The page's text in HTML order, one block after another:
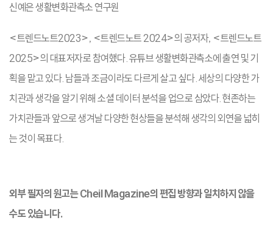
신예은 생활변화관측소 연구원
<트렌드노트2023>, <트렌드노트 2024>의 공저자, <트렌드노트
2025>의 대표저자로 참여했다. 유튜브 생활변화관측소에 출연 및 기
획을 맡고 있다. 남들과 조금이라도 다르게 살고 싶다. 세상의 다양한 가
치관과 생각을 알기 위해 소셜 데이터 분석을 업으로 삼았다. 현존하는
가치관들과 앞으로 생겨날 다양한 현상들을 분석해 생각의 외연을 넓히
는 것이 목표다.
외부 필자의 원고는 Cheil Magazine의 편집 방향과 일치하지 않을
수도 있습니다.